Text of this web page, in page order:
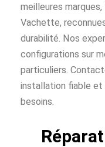
meilleures
Vachette,
durabilité. Nos
configurations sur
particuliers.
installation fiable et
besoins.